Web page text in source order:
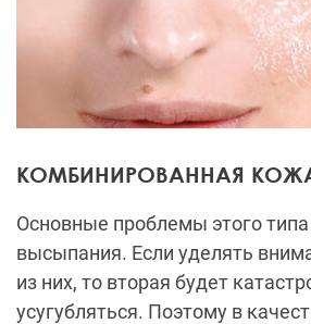
КОМБИНИРОВАННАЯ
Основные проблемы этого
высыпания. Если уделять
из них, то вторая будет
усугубляться. Поэтому в